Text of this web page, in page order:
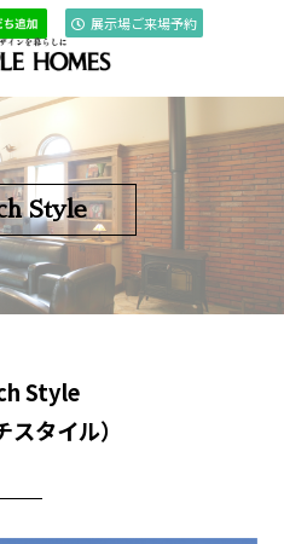
展示場ご来場予約
Style
Style
スタイル）